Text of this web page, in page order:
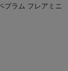
プラム フレアミニ